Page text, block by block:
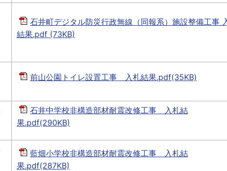
石井町デジタル防災行政無線（同報系）施設整備工事
結果.pdf (73KB)
前山公園トイレ設置工事 入札結果.pdf(35KB)
石井中学校非構造部材耐震改修工事 入札結
果.pdf(290KB)
藍畑小学校非構造部材耐震改修工事 入札結
果.pdf(287KB)